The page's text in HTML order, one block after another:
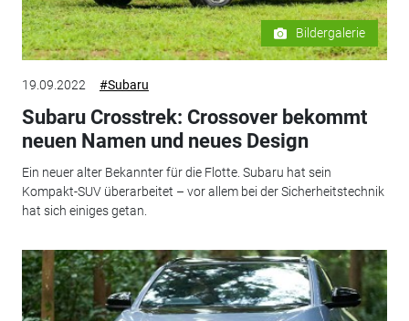
Bildergalerie
19.09.2022 #Subaru
Subaru Crosstrek: Crossover bekommt
neuen Namen und neues Design
Ein neuer alter Bekannter für die Flotte. Subaru hat sein
Kompakt-SUV überarbeitet – vor allem bei der Sicherheitstechnik
hat sich einiges getan.